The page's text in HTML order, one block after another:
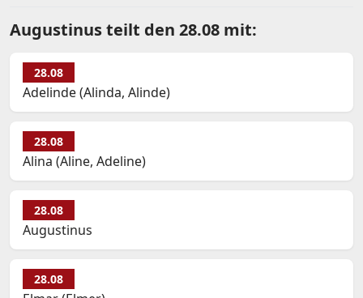
Augustinus teilt den 28.08 mit:
28.08
Adelinde (Alinda, Alinde)
28.08
Alina (Aline, Adeline)
28.08
Augustinus
28.08